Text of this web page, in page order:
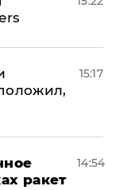
15:17
ракет
14:54